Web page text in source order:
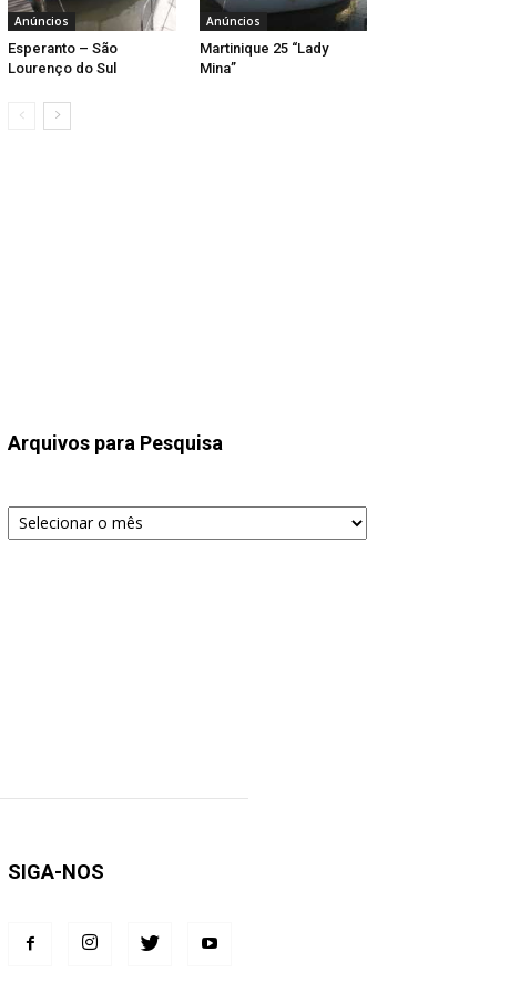
Anúncios
Esperanto – São
Lourenço do Sul
Anúncios
Martinique 25 “Lady
Mina”
Arquivos para Pesquisa
Arquivos
para
SIGA-NOS